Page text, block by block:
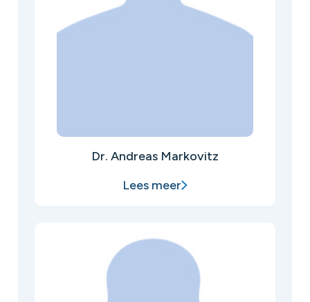
Dr. Andreas Markovitz
Lees meer